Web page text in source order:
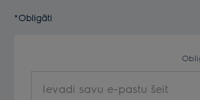
*Obligāti
savu